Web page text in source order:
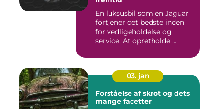
En luksusbil som en Jaguar
fortjener det bedste inden
for vedligeholdelse og
service. At opretholde ...
03. jan
Forståelse af skrot og dets
mange facetter